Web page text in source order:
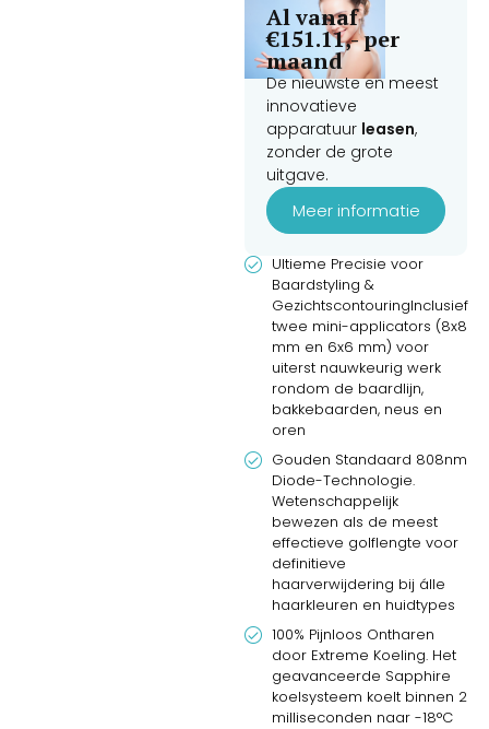
Al vanaf
€151.11,- per
maand
De nieuwste en meest
innovatieve
apparatuur leasen,
zonder de grote
uitgave.
Meer informatie
Ultieme Precisie voor
Baardstyling &
GezichtscontouringInclusief
twee mini-applicators (8x8
mm en 6x6 mm) voor
uiterst nauwkeurig werk
rondom de baardlijn,
bakkebaarden, neus en
oren
Gouden Standaard 808nm
Diode-Technologie.
Wetenschappelijk
bewezen als de meest
effectieve golflengte voor
definitieve
haarverwijdering bij álle
haarkleuren en huidtypes
100% Pijnloos Ontharen
door Extreme Koeling. Het
geavanceerde Sapphire
koelsysteem koelt binnen 2
milliseconden naar -18°C